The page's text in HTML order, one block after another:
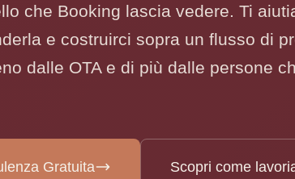
che Booking lascia vedere. Ti
e costruirci sopra un flusso di
dalle OTA e di più dalle persone
Gratuita Scopri come